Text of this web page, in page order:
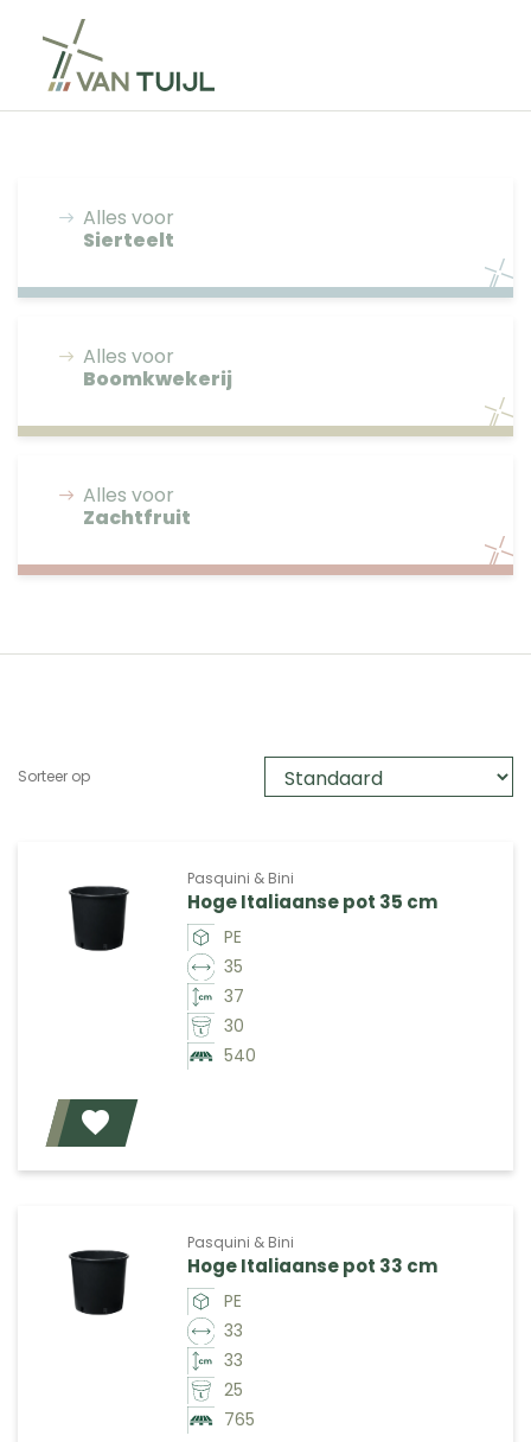
Alles voor
Sierteelt
Alles voor
Boomkwekerij
Alles voor
Zachtfruit
Sorteer op
Pasquini & Bini
Hoge Italiaanse pot 35 cm
PE
35
37
30
540
Pasquini & Bini
Hoge Italiaanse pot 33 cm
PE
33
33
25
765